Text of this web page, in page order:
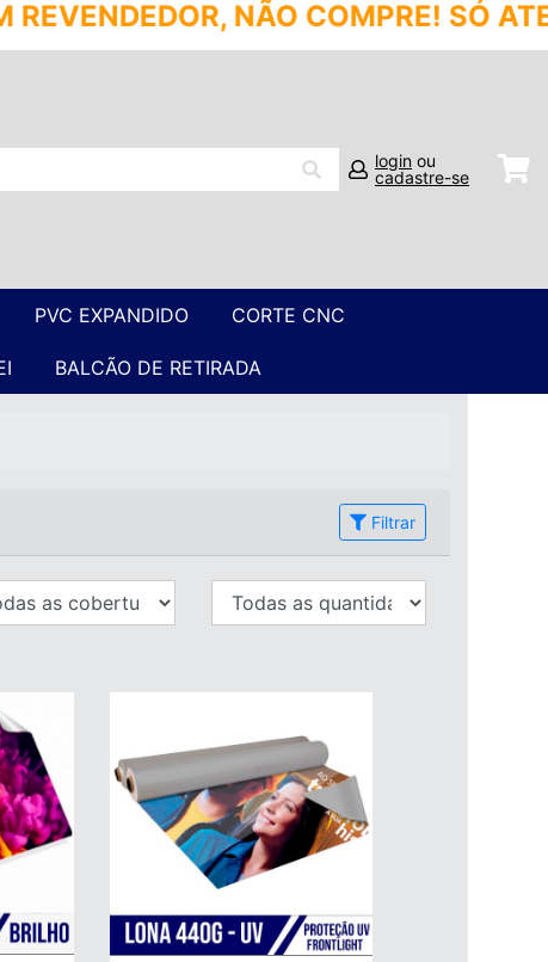
SÓ ATENDEMOS
login ou
cadastre-se
PVC EXPANDIDO CORTE CNC
BALCÃO DE RETIRADA
Filtrar